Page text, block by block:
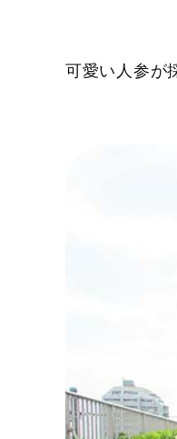
可愛い人参が